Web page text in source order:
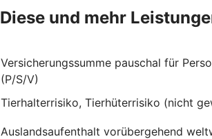
Diese und mehr
Versicherungssumme pauschal für
(P/S/V)
Tierhalterrisiko, Tierhüterrisiko (nicht
Auslandsaufenthalt vorübergehend